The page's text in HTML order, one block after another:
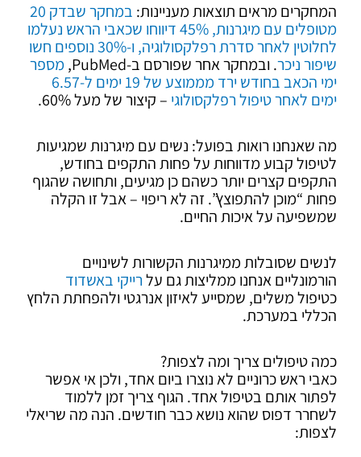
המחקרים מראים תוצאות מעניינות:
במחקר שבדק 20
מטופלים עם מיגרנות, 45% דיווחו שכאבי הראש נעלמו
לחלוטין לאחר סדרת רפלקסולוגיה, ו-30% נוספים חשו
שיפור ניכר. ובמחקר אחר שפורסם ב-PubMed,
מספר
ימי הכאב בחודש ירד מממוצע של 19 ימים ל-6.57
ימים לאחר טיפול רפלקסולוגי – קיצור של מעל 60%.
מה שאנחנו רואות בפועל: נשים עם מיגרנות שמגיעות
לטיפול קבוע מדווחות על פחות התקפים בחודש,
התקפים קצרים יותר כשהם כן מגיעים, ותחושה שהגוף
פחות “מוכן להתפוצץ”. זה לא ריפוי – אבל זו הקלה
שמשפיעה על איכות החיים.
לנשים שסובלות ממיגרנות הקשורות לשינויים
הורמונליים אנחנו ממליצות גם עלרייקי באשדוד
כטיפול משלים, שמסייע לאיזון אנרגטי ולהפחתת הלחץ
הכללי במערכת.
כמה טיפולים צריך ומה לצפות?
כאבי ראש כרוניים לא נוצרו ביום אחד, ולכן אי אפשר
לפתור אותם בטיפול אחד. הגוף צריך זמן ללמוד
לשחרר דפוס שהוא נושא כבר חודשים. הנה מה שריאלי
לצפות: